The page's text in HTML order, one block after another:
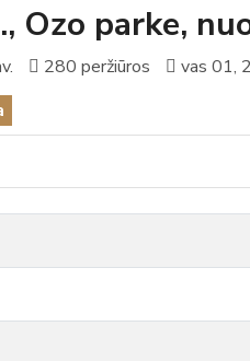
Ozo parke,
280 peržiūros
vas 01,